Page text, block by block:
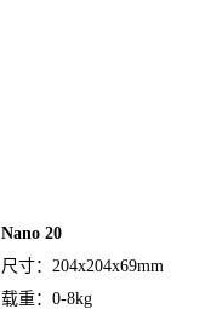
Nano 20
尺寸： 204x204x69mm
载重：0-8kg